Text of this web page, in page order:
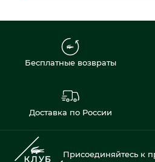
Бесплатные возвраты
Доставка по России
Присоединяйтесь к